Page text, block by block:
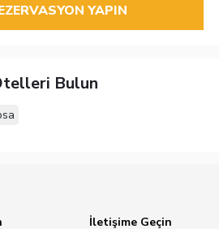
YAPIN
Bulun
İletişime Geçin